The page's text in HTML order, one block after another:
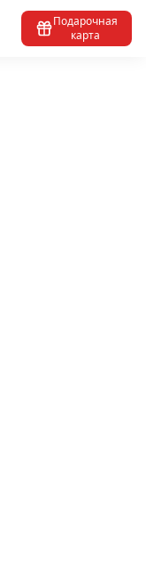
Подарочная
карта